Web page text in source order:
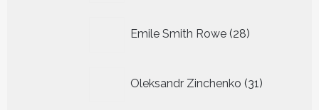
Emile Smith Rowe 28
producten
Oleksandr Zinchenko 31
producten